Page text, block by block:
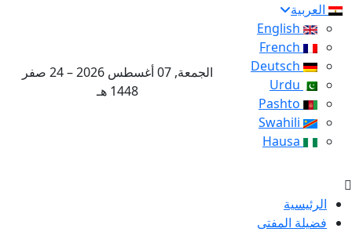
العربية
الجمعة, 07 أغسطس 2026 – 24 صفر
1448 هـ
الرئيسية
فضيلة المفتى